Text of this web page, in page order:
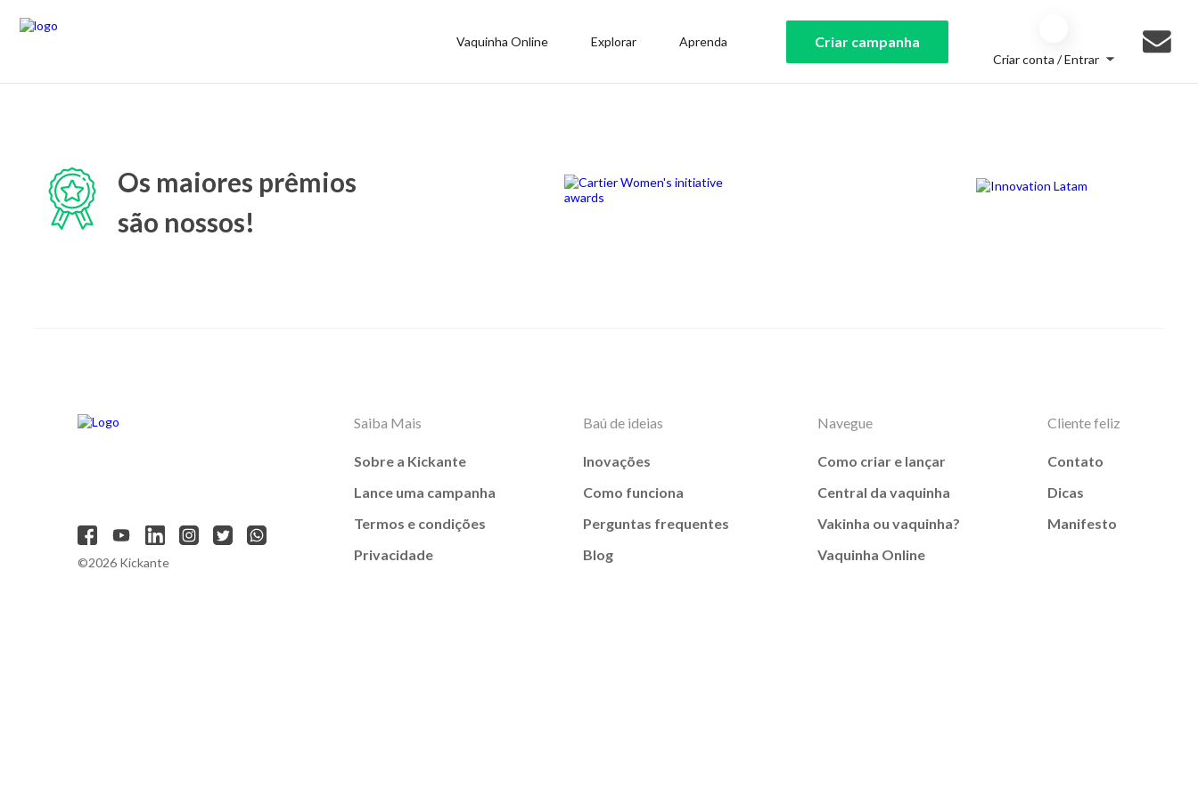
Vaquinha Online Explorar Aprenda Criar campanha
Criar conta / Entrar
Os maiores prêmios
são nossos!
©2026 Kickante
Saiba Mais
Sobre a Kickante
Lance uma campanha
Termos e condições
Privacidade
Baú de ideias
Inovações
Como funciona
Perguntas frequentes
Blog
Navegue
Como criar e lançar
Central da vaquinha
Vakinha ou vaquinha?
Vaquinha Online
Cliente feliz
Contato
Dicas
Manifesto